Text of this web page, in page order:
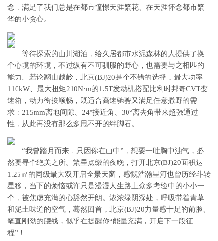
念，满足了我们总是在都市憧憬天涯繁花、在天涯怀念都市繁
华的小贪心。
等待探索的山川湖泊，给久居都市水泥森林的人提供了换
个心境的环境，不过纵有不可驯服的野心，也需要与之相匹的
能力。若论翻山越岭，北京(BJ)20是个不错的选择，最大功率
110kW、最大扭矩210N·m的1.5T发动机搭配比利时邦奇CVT变
速箱，动力衔接顺畅，既适合高速驰骋又满足任意撒野的需
求；215mm离地间隙、24°接近角、30°离去角带来超强通过
性，从此再没有那么多甩不开的绊脚石。
“我曾踏月而来，只因你在山中”，想要一吐胸中浊气，必
然要寻个绝美之所。繁星点缀的夜晚，打开北京(BJ)20面积达
1.25㎡的同级最大双开启全景天窗，感慨浩瀚星河也曾历经斗转
星移，当下的烦恼或许只是漫漫人生路上众多考验中的小小一
个，被焦虑充满的心豁然开朗。浓浓绿阴深处，呼吸带着青草
和泥土味道的空气，蓦然回首，北京(BJ)20力量感十足的前脸、
笔直刚劲的腰线，似乎在提醒你“能量充满，开启下一段征
程”！